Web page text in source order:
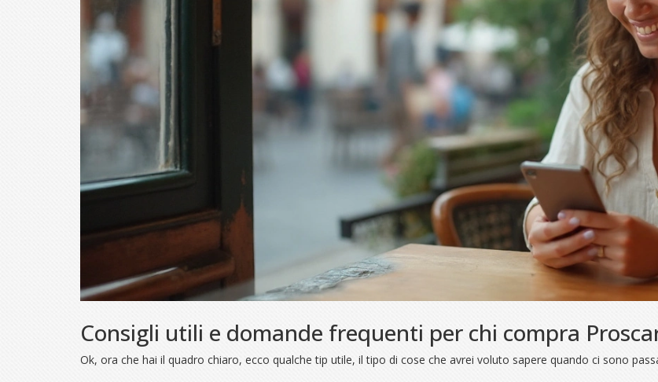
Consigli utili e domande frequenti per chi compra
Ok, ora che hai il quadro chiaro, ecco qualche tip utile, il tipo di cose che avrei voluto sapere quando ci sono